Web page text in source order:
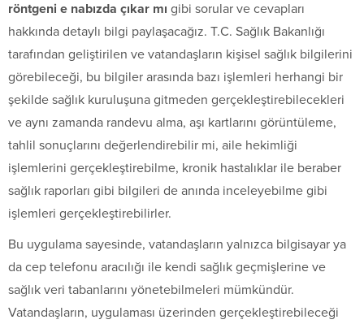
röntgeni e nabızda çıkar mı gibi sorular ve cevapları
hakkında detaylı bilgi paylaşacağız. T.C. Sağlık Bakanlığı
tarafından geliştirilen ve vatandaşların kişisel sağlık bilgilerini
görebileceği, bu bilgiler arasında bazı işlemleri herhangi bir
şekilde sağlık kuruluşuna gitmeden gerçekleştirebilecekleri
ve aynı zamanda randevu alma, aşı kartlarını görüntüleme,
tahlil sonuçlarını değerlendirebilir mi, aile hekimliği
işlemlerini gerçekleştirebilme, kronik hastalıklar ile beraber
sağlık raporları gibi bilgileri de anında inceleyebilme gibi
işlemleri gerçekleştirebilirler.
Bu uygulama sayesinde, vatandaşların yalnızca bilgisayar ya
da cep telefonu aracılığı ile kendi sağlık geçmişlerine ve
sağlık veri tabanlarını yönetebilmeleri mümkündür.
Vatandaşların, uygulaması üzerinden gerçekleştirebileceği